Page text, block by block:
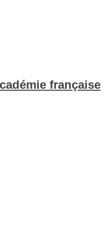
française